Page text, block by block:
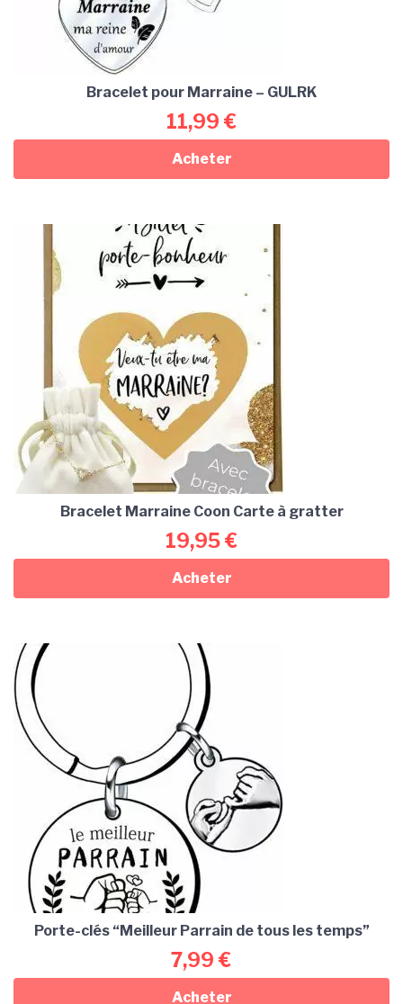
Bracelet pour Marraine – GULRK
11,99 €
Acheter
Bracelet Marraine Coon Carte à gratter
19,95€
Acheter
Porte-clés “Meilleur Parrain de tous les temps”
7,99 €
Acheter